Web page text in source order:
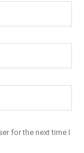
for the next time I